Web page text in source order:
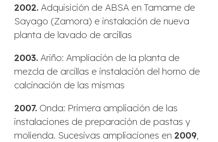
2002.Adquisición de ABSA en Tamame de
Sayago (Zamora) e instalación de nueva
planta de lavado de arcillas
2003.Ariño: Ampliación de la planta de
mezcla de arcillas e instalación del horno de
calcinación de las mismas
2007.Onda: Primera ampliación de las
instalaciones de preparación de pastas y
molienda. Sucesivas ampliaciones en 2009,